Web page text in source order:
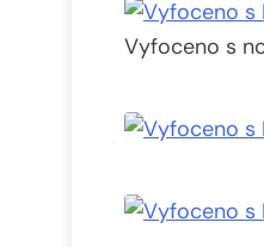
Vyfoceno s